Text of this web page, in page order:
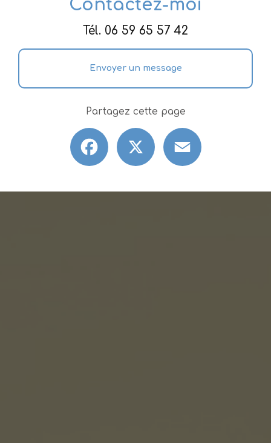
Contactez-moi
Tél. 06 59 65 57 42
Envoyer un message
Partagez cette page
Facebook